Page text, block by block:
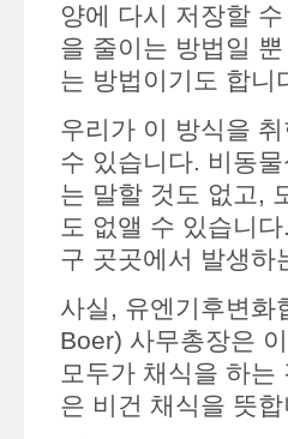
양에 다시 저장할
을 줄이는 방법일
는 방법이기도 합니
우리가 이 방식을
수 있습니다. 비동
는 말할 것도 없고,
도 없앨 수 있습니
구 곳곳에서 발생하
사실, 유엔기후변화
Boer) 사무총장은
모두가 채식을 하는
은 비건 채식을 뜻합